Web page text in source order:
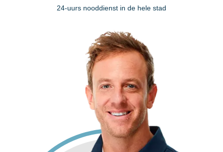
24-uurs nooddienst in de hele stad